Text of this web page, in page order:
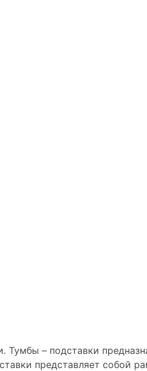
– подставки
представляет собой